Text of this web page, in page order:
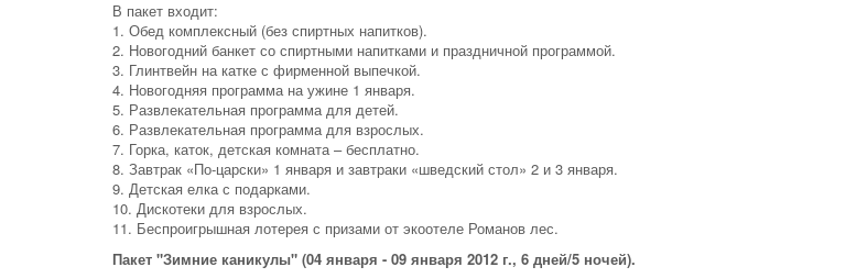
В пакет входит:
1. Обед комплексный (без спиртных напитков).
2. Новогодний банкет со спиртными напитками и праздничной программой.
3. Глинтвейн на катке с фирменной выпечкой.
4. Новогодняя программа на ужине 1 января.
5. Развлекательная программа для детей.
6. Развлекательная программа для взрослых.
7. Горка, каток, детская комната – бесплатно.
8. Завтрак «По-царски» 1 января и завтраки «шведский стол» 2 и 3 января.
9. Детская елка с подарками.
10. Дискотеки для взрослых.
11. Беспроигрышная лотерея с призами от экоотеле Романов лес.
Пакет "Зимние каникулы" (04 января - 09 января 2012 г., 6 дней/5 ночей).